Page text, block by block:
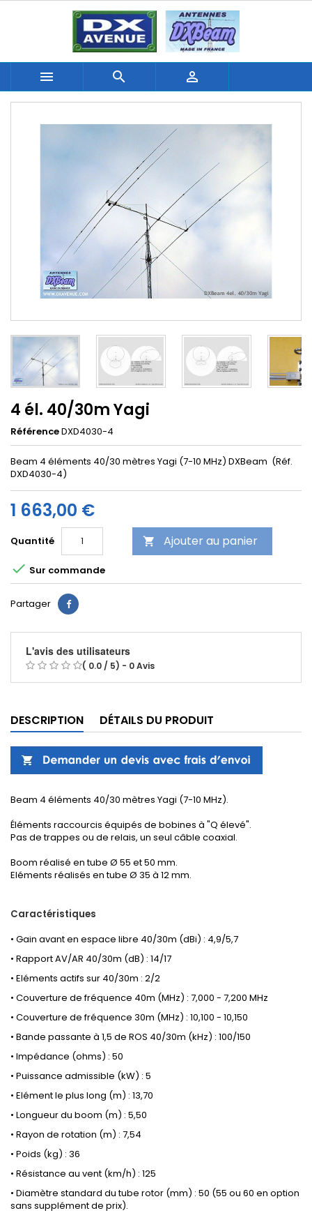
  
4 él. 40/30m Yagi
RéférenceDXD4030-4
Beam 4 éléments 40/30 mètres Yagi (7-10 MHz) DXBeam (Réf.
DXD4030-4)
1 663,00 €
Quantité  Ajouter au panier
 Sur commande
Partager
L'avis des utilisateurs
( 0.0 / 5) - 0 Avis
DESCRIPTION DÉTAILS DU PRODUIT
Beam 4 éléments 40/30 mètres Yagi (7-10 MHz).
Éléments raccourcis équipés de bobines à "Q élevé".
Pas de trappes ou de relais, un seul câble coaxial.
Boom réalisé en tube Ø 55 et 50 mm.
Eléments réalisés en tube Ø 35 à 12 mm.
Caractéristiques
• Gain avant en espace libre 40/30m (dBi) : 4,9/5,7
• Rapport AV/AR 40/30m (dB) : 14/17
• Eléments actifs sur 40/30m : 2/2
• Couverture de fréquence 40m (MHz) : 7,000 - 7,200 MHz
• Couverture de fréquence 30m (MHz) : 10,100 - 10,150
• Bande passante à 1,5 de ROS 40/30m (kHz) : 100/150
• Impédance (ohms) : 50
• Puissance admissible (kW) : 5
• Elément le plus long (m) : 13,70
• Longueur du boom (m) : 5,50
• Rayon de rotation (m) : 7,54
• Poids (kg) : 36
• Résistance au vent (km/h) : 125
• Diamètre standard du tube rotor (mm) : 50 (55 ou 60 en option
sans supplément de prix).